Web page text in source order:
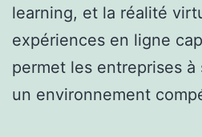
learning, et la réalité
expériences en ligne
permet les entreprises
un environnement